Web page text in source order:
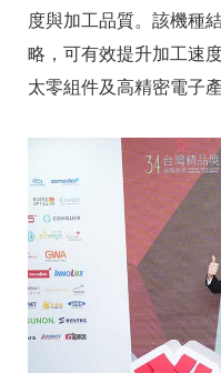
度與加工品質。該機種
略，可有效提升加工速
太零組件及高精密電子